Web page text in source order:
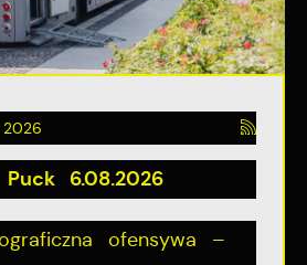
6.08.2026
ofensywa –